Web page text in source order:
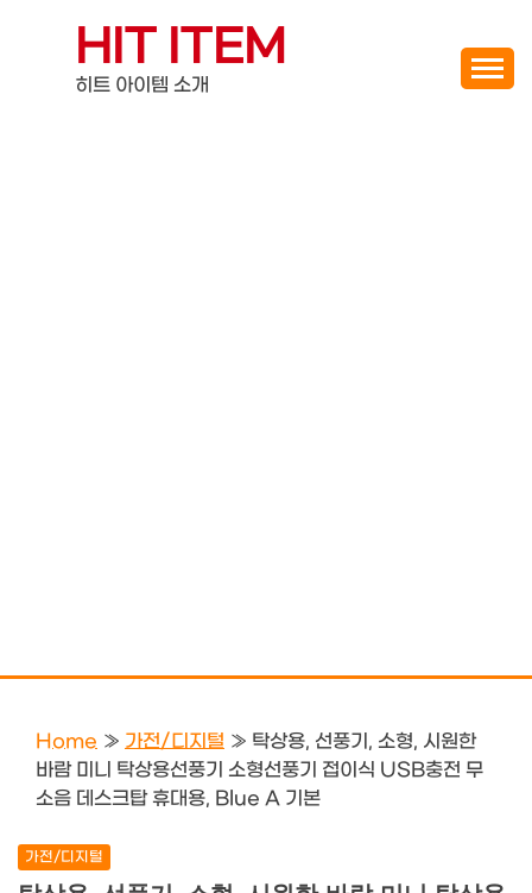
contentHIT ITEM
히트 아이템 소개
Home » 가전/디지털 » 탁상용, 선풍기, 소형, 시원한
바람 미니 탁상용선풍기 소형선풍기 접이식 USB충전 무
소음 데스크탑 휴대용, Blue A 기본
가전/디지털